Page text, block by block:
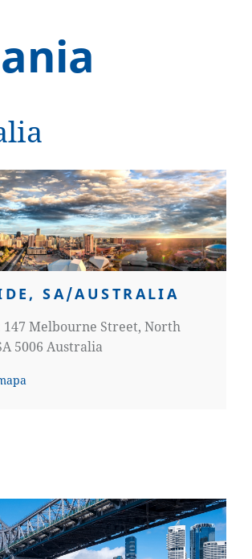
SA/AUSTRALIA
Melbourne Street, North
5006 Australia